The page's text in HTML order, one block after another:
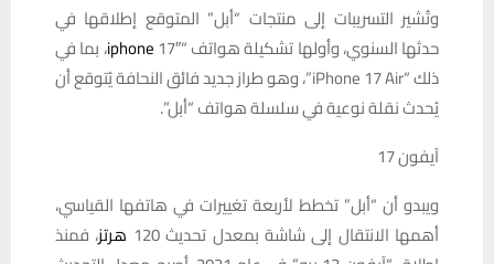
وتُشير التسريبات إلى منتجات “أبل” المتوقع إطلاقها في
حدثها السنوي، وأولها تشكيلة هواتف “
iphone17″، بما في
ذلك “iPhone 17 Air”، وهو طراز جديد فائق النحافة يُتوقع أن
يُحدث نقلة نوعية في سلسلة هواتف “أبل”.
آيفون 17
ويبدو أن “أبل” تخطط لأربعة تغييرات في هاتفها القياسي،
أهمها الانتقال إلى شاشة بمعدل تحديث 120
هرتز، فمنذ